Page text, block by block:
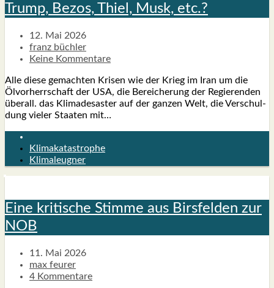
Trump, Bezos, Thiel, Musk, etc.?
12. Mai 2026
franz büchler
Keine Kommentare
Alle die­se gemach­ten Kri­sen wie der Krieg im Iran um die
Ölvor­herr­schaft der USA, die Berei­che­rung der Regie­ren­den
über­all. das Kli­ma­de­sas­ter auf der gan­zen Welt, die Ver­schul­
dung vie­ler Staa­ten mit…
Klimakatastrophe
Klimaleugner
Eine kri­ti­sche Stim­me aus Birs­fel­den zur
NOB
11. Mai 2026
max feurer
4 Kommentare